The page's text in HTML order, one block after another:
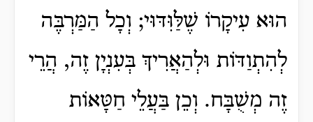
הוּא עִיקָרוֹ שֶׁלַּוִּדּוּי; וְכָל הַמַּרְבֶּה
לְהִתְוַדּוֹת וּלְהַאֲרִיךְ בְּעִנְיָן זֶה, הֲרֵי
זֶה מְשֻׁבָּח. וְכֵן בַּעֲלֵי חַטָּאוֹת